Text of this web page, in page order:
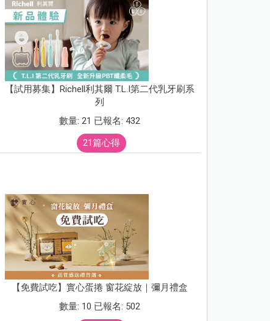
【試用募集】Richell利其爾 T.L.I第二代乳牙刷系
列
數量: 21 已報名: 432
21篇心得
【免費試吃】實心蛋捲 窗花綻放｜彌月禮盒
數量: 10 已報名: 502